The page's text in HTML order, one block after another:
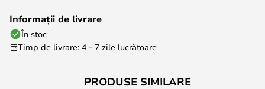
Informații de livrare
În stoc
Timp de livrare: 4 - 7 zile lucrătoare
PRODUSE SIMILARE